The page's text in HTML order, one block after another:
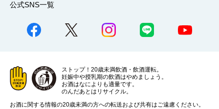
公式SNS一覧
ストップ！20歳未満飲酒・飲酒運転。
妊娠中や授乳期の飲酒はやめましょう。
お酒はなによりも適量です。
のんだあとはリサイクル。
お酒に関する情報の20歳未満の方への転送および共有はご遠慮ください。